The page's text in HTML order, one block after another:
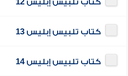
كتاب تلبيس إبليس 12
كتاب تلبيس إبليس 13
كتاب تلبيس إبليس 14